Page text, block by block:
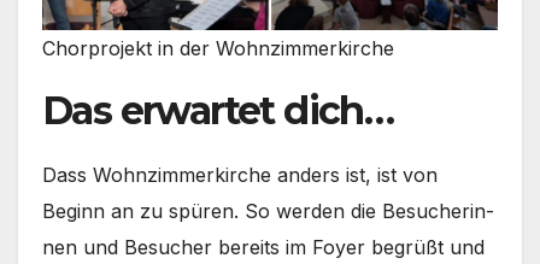
Chor­pro­jekt in der Wohn­zim­mer­kir­che
Das erwartet dich…
Dass Wohn­zim­mer­kir­che anders ist, ist von
Beginn an zu spü­ren. So wer­den die Besu­che­rin­
nen und Besu­cher bereits im Foy­er begrüßt und